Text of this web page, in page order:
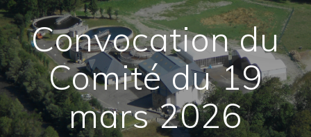
Convocation du
Comité du 19
mars 2026